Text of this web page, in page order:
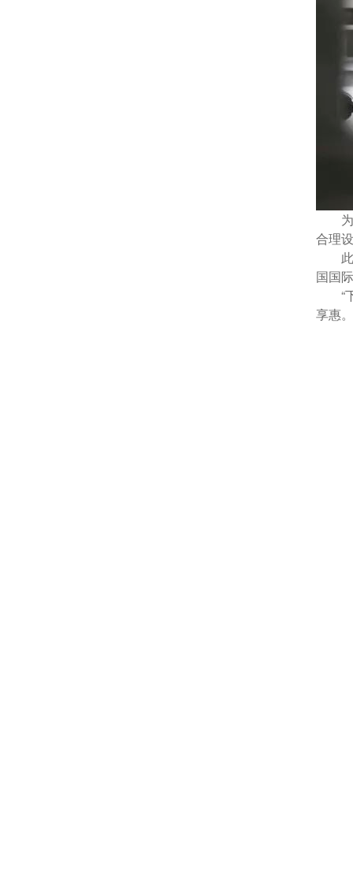
合理
国国
“
享惠